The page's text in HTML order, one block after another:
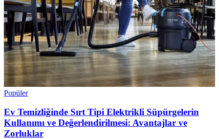
Popüler
Ev Temizliğinde Sırt Tipi Elektrikli Süpürgelerin
Kullanımı ve Değerlendirilmesi: Avantajlar ve
Zorluklar